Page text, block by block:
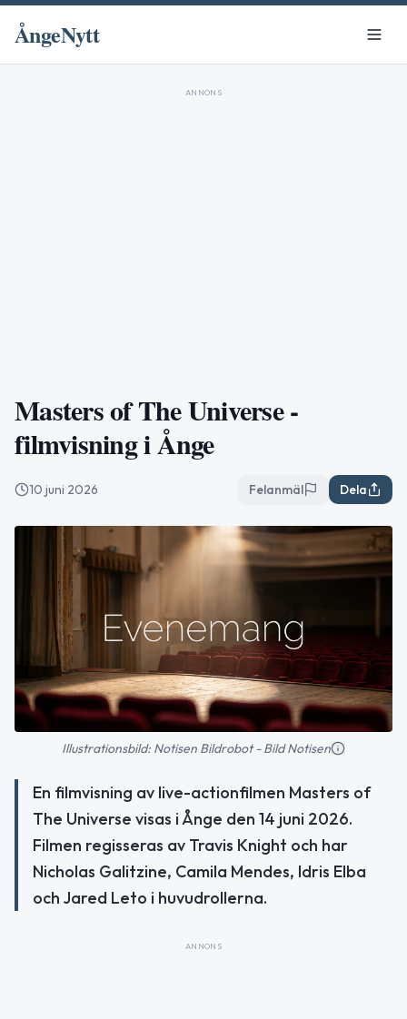
ÅngeNytt
ANNONS
Masters of The Universe -
filmvisning i Ånge
10 juni 2026 Felanmäl Dela
Illustrationsbild: Notisen Bildrobot - Bild Notisen
En filmvisning av live-actionfilmen Masters of
The Universe visas i Ånge den 14 juni 2026.
Filmen regisseras av Travis Knight och har
Nicholas Galitzine, Camila Mendes, Idris Elba
och Jared Leto i huvudrollerna.
ANNONS